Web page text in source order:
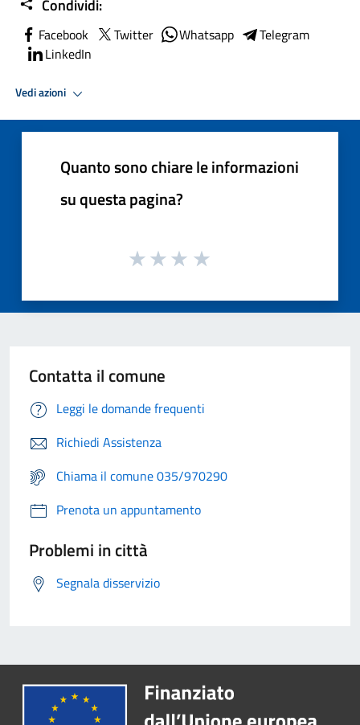
Condividi:
Facebook Twitter Whatsapp
Telegram
LinkedIn
Vedi azioni
Quanto sono chiare le informazioni
su questa pagina?
Contatta il comune
Leggi le domande frequenti
Richiedi Assistenza
Chiama il comune 035/970290
Prenota un appuntamento
Problemi in città
Segnala disservizio